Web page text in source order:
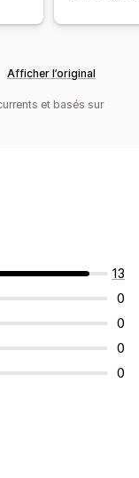
Afficher l’original
et basés sur
13
0
0
0
0